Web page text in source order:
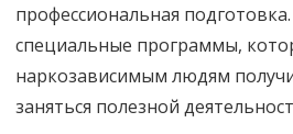
профессиональная
специальные программы,
наркозависимым людям
заняться полезной